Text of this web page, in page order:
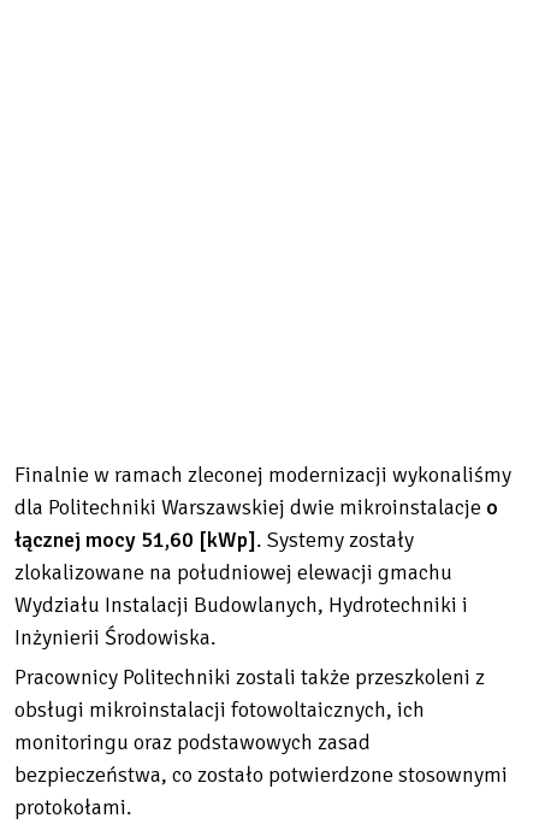
Finalnie w ramach zleconej modernizacji wykonaliśmy
dla Politechniki Warszawskiej dwie mikroinstalacje o
łącznej mocy 51,60 [kWp]. Systemy zostały
zlokalizowane na południowej elewacji gmachu
Wydziału Instalacji Budowlanych, Hydrotechniki i
Inżynierii Środowiska.
Pracownicy Politechniki zostali także przeszkoleni z
obsługi mikroinstalacji fotowoltaicznych, ich
monitoringu oraz podstawowych zasad
bezpieczeństwa, co zostało potwierdzone stosownymi
protokołami.